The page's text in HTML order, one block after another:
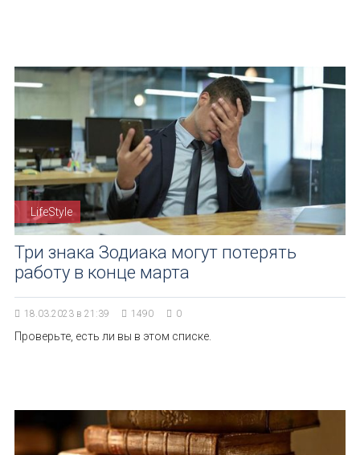
LifeStyle
Три знака Зодиака могут потерять
работу в конце марта
18.03.2023 в 21:39 1490 0
Проверьте, есть ли вы в этом списке.